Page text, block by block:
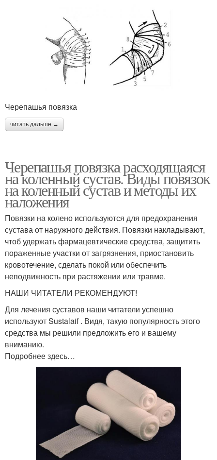
Черепашья повязка
читать дальше →
Черепашья повязка расходящаяся
на коленный сустав. Виды повязок
на коленный сустав и методы их
наложения
Повязки на колено используются для предохранения
сустава от наружного действия. Повязки накладывают,
чтоб удержать фармацевтические средства, защитить
пораженные участки от загрязнения, приостановить
кровотечение, сделать покой или обеспечить
неподвижность при растяжении или травме.
НАШИ ЧИТАТЕЛИ РЕКОМЕНДУЮТ!
Для лечения суставов наши читатели успешно
используют Sustalaif . Видя, такую популярность этого
средства мы решили предложить его и вашему
вниманию.
Подробнее здесь…